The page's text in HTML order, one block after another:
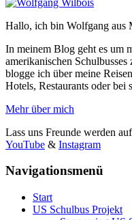
Hallo, ich bin Wolfgang aus
In meinem Blog geht es um
amerikanischen
blogge ich über meine
Hotels, Restaurants oder bei
Mehr über mich
Lass uns Freunde werden auf
YouTube & Instagram
Navigationsmenü
Start
US Schulbus Projekt